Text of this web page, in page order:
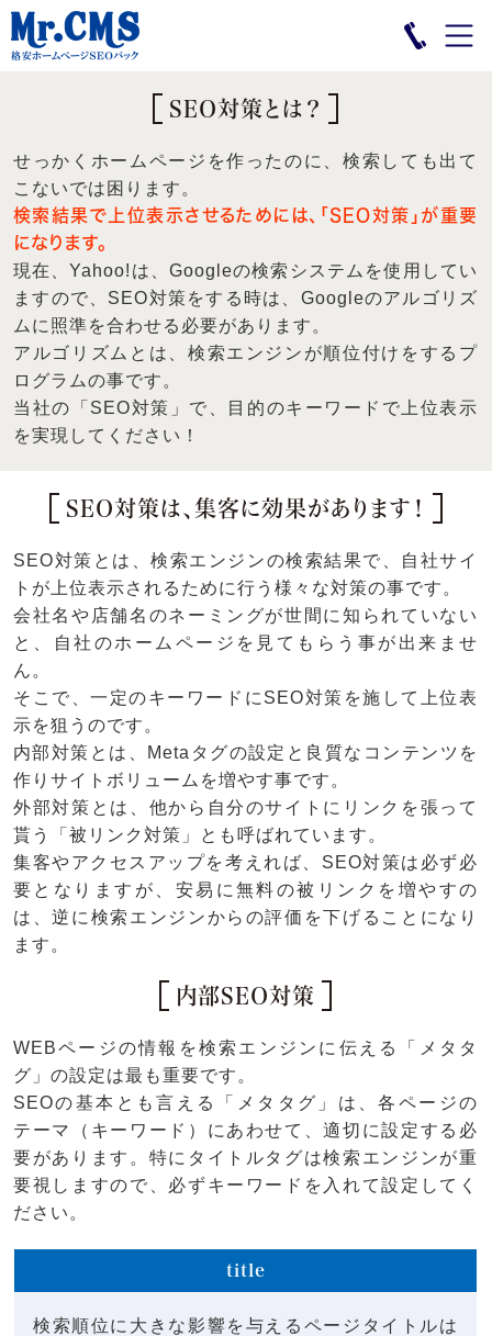
SEO対策とは？
せっかくホームページを作ったのに、検索しても出て
こないでは困ります。
検索結果で上位表示させるためには、「SEO対策」が重要
になります。
現在、Yahoo!は、Googleの検索システムを使用してい
ますので、SEO対策をする時は、Googleのアルゴリズ
ムに照準を合わせる必要があります。
アルゴリズムとは、検索エンジンが順位付けをするプ
ログラムの事です。
当社の「SEO対策」で、目的のキーワードで上位表示
を実現してください！
SEO対策は、集客に効果があります！
SEO対策とは、検索エンジンの検索結果で、自社サイ
トが上位表示されるために行う様々な対策の事です。
会社名や店舗名のネーミングが世間に知られていない
と、自社のホームページを見てもらう事が出来ませ
ん。
そこで、一定のキーワードにSEO対策を施して上位表
示を狙うのです。
内部対策とは、Metaタグの設定と良質なコンテンツを
作りサイトボリュームを増やす事です。
外部対策とは、他から自分のサイトにリンクを張って
貰う「被リンク対策」とも呼ばれています。
集客やアクセスアップを考えれば、SEO対策は必ず必
要となりますが、安易に無料の被リンクを増やすの
は、逆に検索エンジンからの評価を下げることになり
ます。
内部SEO対策
WEBページの情報を検索エンジンに伝える「メタタ
グ」の設定は最も重要です。
SEOの基本とも言える「メタタグ」は、各ページの
テーマ（キーワード）にあわせて、適切に設定する必
要があります。特にタイトルタグは検索エンジンが重
要視しますので、必ずキーワードを入れて設定してく
ださい。
title
検索順位に大きな影響を与えるページタイトルは